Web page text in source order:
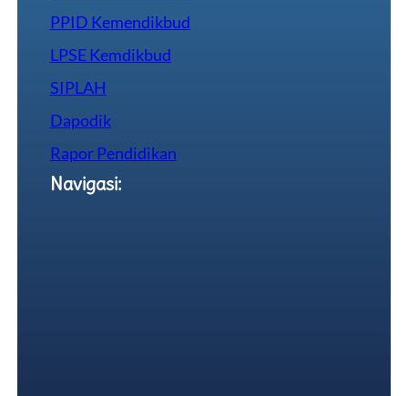
PPID Kemendikbud
LPSE Kemdikbud
SIPLAH
Dapodik
Rapor Pendidikan
Navigasi: